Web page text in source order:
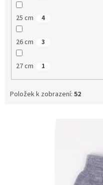
25 cm 4
26 cm 3
27 cm 1
Položek k zobrazení: 52